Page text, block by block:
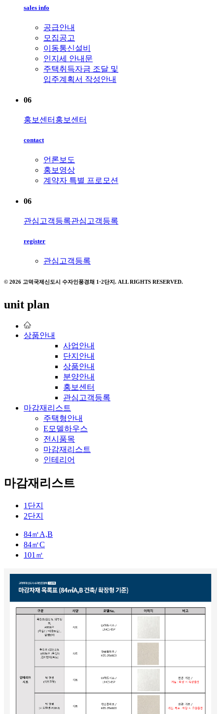
sales info
공급안내
모집공고
이동통신설비
인지세 안내문
주택취득자금 조달 및
입주계획서 작성안내
06
홍보센터 홍보센터
contact
언론보도
홍보영상
계약자 특별 프로모션
06
관심고객등록관심고객등록
register
관심고객등록
© 2026 고덕국제신도시 수자인풍경채 1·2단지. ALL RIGHTS RESERVED.
unit plan
상품안내
사업안내
단지안내
상품안내
분양안내
홍보센터
관심고객등록
마감재리스트
주택형안내
E모델하우스
전시품목
마감재리스트
인테리어
마감재리스트
1단지
2단지
84㎡A,B
84㎡C
101㎡